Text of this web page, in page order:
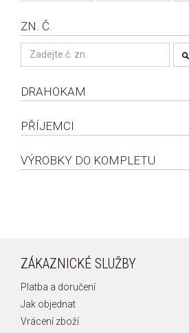
ZN. Č.
DRAHOKAM
PŘÍJEMCI
VÝROBKY DO KOMPLETU
ZÁKAZNICKÉ SLUŽBY
Platba a doručení
Jak objednat
Vrácení zboží